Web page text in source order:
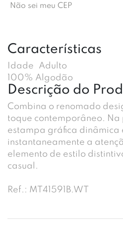
Não sei meu CEP
Características
Idade
Adulto
100% Algodão
Descrição do
Combina o renomado
toque contemporâneo.
estampa gráfica dinâmica
instantaneamente a
elemento de estilo
casual.
Ref.: MT41591B.WT